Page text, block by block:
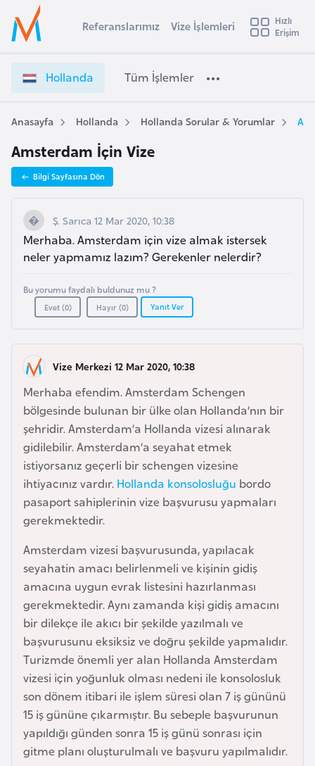
Ülke Seçimi
Başvuru yapmak istediğiniz ülkeyi seçin
Üye
Girişi
o
l
a
n
a
V
i
z
e
İ
ş
l
e
m
l
i
e
t
Referanslarımız Vize İşlemleri
Hızlı
Erişim
Hollanda Tüm İşlemler
Anasayfa Hollanda Hollanda Sorular & Yorumlar
Amsterdam İçin Vize
Bilgi Sayfasına Dön
Ş. Sarıca 12 Mar 2020, 10:38
Merhaba. Amsterdam için vize almak istersek
neler yapmamız lazım? Gerekenler nelerdir?
Bu yorumu faydalı buldunuz mu ?
Evet (0) Hayır (0) Yanıt Ver
Vize Merkezi 12 Mar 2020, 10:38
Merhaba efendim. Amsterdam Schengen
bölgesinde bulunan bir ülke olan Hollanda’nın bir
şehridir. Amsterdam’a Hollanda vizesi alınarak
gidilebilir. Amsterdam’a seyahat etmek
istiyorsanız geçerli bir schengen vizesine
ihtiyacınız vardır. Hollanda konsolosluğu bordo
pasaport sahiplerinin vize başvurusu yapmaları
gerekmektedir.
Amsterdam vizesi başvurusunda, yapılacak
seyahatin amacı belirlenmeli ve kişinin gidiş
amacına uygun evrak listesini hazırlanması
gerekmektedir. Aynı zamanda kişi gidiş amacını
bir dilekçe ile akıcı bir şekilde yazılmalı ve
başvurusunu eksiksiz ve doğru şekilde yapmalıdır.
Turizmde önemli yer alan Hollanda Amsterdam
vizesi için yoğunluk olması nedeni ile konsolosluk
son dönem itibari ile işlem süresi olan 7 iş gününü
15 iş gününe çıkarmıştır. Bu sebeple başvurunun
yapıldığı günden sonra 15 iş günü sonrası için
gitme planı oluşturulmalı ve başvuru yapılmalıdır.
s
t
r
a
A
u
s
t
u
r
A
z
e
r
b
a
y
c
a
n
B
a
h
r
e
y
n
B
a
n